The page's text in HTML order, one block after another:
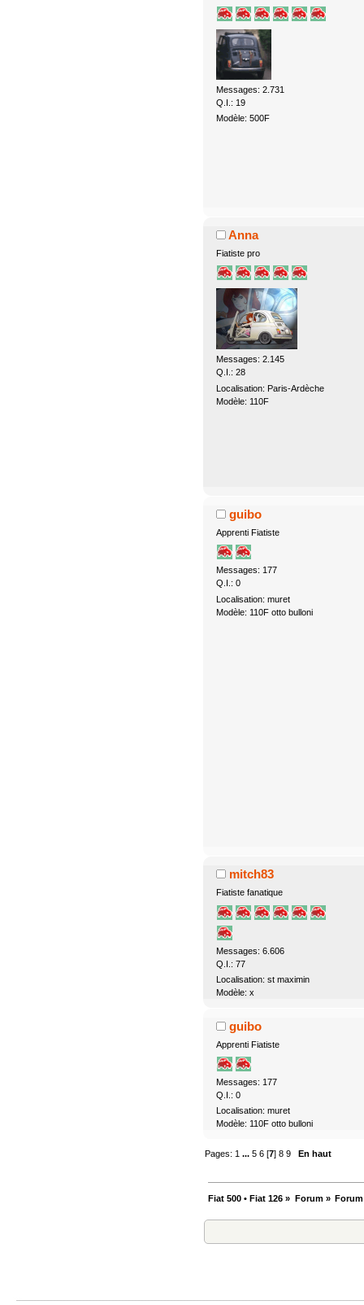
Messages: 2.731
Q.I.: 19
Modèle: 500F
Anna
Fiatiste pro
Messages: 2.145
Q.I.: 28
Localisation: Paris-Ardèche
Modèle: 110F
guibo
Apprenti Fiatiste
Messages: 177
Q.I.: 0
Localisation: muret
Modèle: 110F otto bulloni
mitch83
Fiatiste fanatique
Messages: 6.606
Q.I.: 77
Localisation: st maximin
Modèle: x
guibo
Apprenti Fiatiste
Messages: 177
Q.I.: 0
Localisation: muret
Modèle: 110F otto bulloni
Pages: 1 ...5 6 [7]8 9 En haut
Fiat 500 • Fiat 126 » Forum»